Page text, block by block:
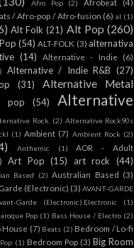
Afro Pop (2) Afrobeat
(4)
/ Afro-pop / Afro-fusion (6) al (1)
Alt Folk (21) Alt Pop (260)
(54) ALT-FOLK (3) alternativa
(14) Alternative - Indie (6)
Alternative / Indie R&B (27)
(31)
Alternative Metal
pop (54)
Alternative
Rock. (2) Alternative Rock90s
(1) Ambient (7) Ambient Rock (2)
Anthemic (1)
AOR - Adult
Art Pop (15) art rock (44)
Based (2) Australian Based (3)
(Electronic) (3) AVANT-GARDE
Garde (Electronic).Electronic (1)
Pop (1) Bass House / Electro (2)
House (7) Beats (2) Bedroom / Lo-fi
(1) Bedroom Pop (3) Big Room